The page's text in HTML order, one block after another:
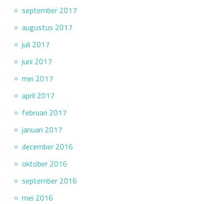
september 2017
augustus 2017
juli 2017
juni 2017
mei 2017
april 2017
februari 2017
januari 2017
december 2016
oktober 2016
september 2016
mei 2016